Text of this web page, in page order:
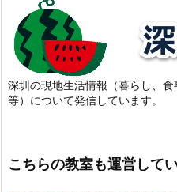
深圳の現地生活情報（暮らし、食
等）について発信しています。
こちらの教室も運営して